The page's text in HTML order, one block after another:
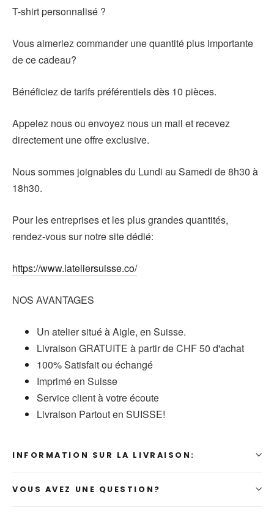
T-shirt personnalisé ?
Vous aimeriez commander une quantité plus importante
de ce cadeau?
Bénéficiez de tarifs préférentiels dès 10 pièces.
Appelez nous ou envoyez nous un mail et recevez
directement une offre exclusive.
Nous sommes joignables du Lundi au Samedi de 8h30 à
18h30.
Pour les entreprises et les plus grandes quantités,
rendez-vous sur notre site dédié:
https://www.lateliersuisse.co/
NOS AVANTAGES
Un atelier situé à Aigle, en Suisse.
Livraison GRATUITE à partir de CHF 50 d'achat
100% Satisfait ou échangé
Imprimé en Suisse
Service client à votre écoute
Livraison Partout en SUISSE!
INFORMATION SUR LA LIVRAISON:
VOUS AVEZ UNE QUESTION?